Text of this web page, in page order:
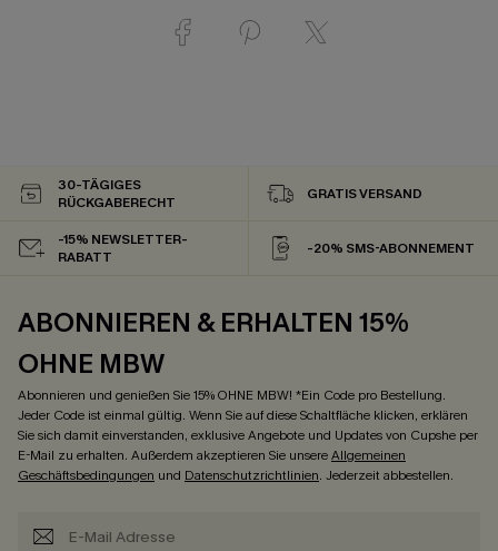
30-TÄGIGES
RÜCKGABERECHT
GRATIS VERSAND
-15% NEWSLETTER-
RABATT
-20% SMS-ABONNEMENT
ABONNIEREN & ERHALTEN 15%
OHNE MBW
Abonnieren und genießen Sie 15% OHNE MBW! *Ein Code pro Bestellung.
Jeder Code ist einmal gültig. Wenn Sie auf diese Schaltfläche klicken, erklären
Sie sich damit einverstanden, exklusive Angebote und Updates von Cupshe per
E-Mail zu erhalten. Außerdem akzeptieren Sie unsereAllgemeinen
Geschäftsbedingungen und Datenschutzrichtlinien. Jederzeit abbestellen.